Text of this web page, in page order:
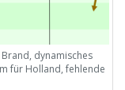
dynamisches
für Holland, fehlende